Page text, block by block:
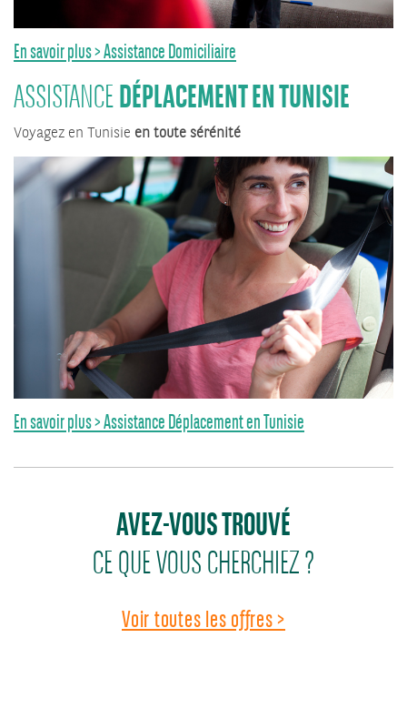
En savoir plus > Assistance Domiciliaire
ASSISTANCEDÉPLACEMENT EN TUNISIE
Voyagez en Tunisie en toute sérénité
En savoir plus > Assistance Déplacement en Tunisie
AVEZ-VOUS TROUVÉ
CE QUE VOUS CHERCHIEZ ?
Voir toutes les offres >